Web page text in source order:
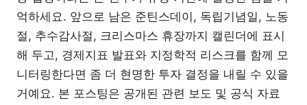
억하세요. 앞으로 남은 준틴스데이, 독립기념일, 노동
절, 추수감사절, 크리스마스 휴장까지 캘린더에 표시
해 두고, 경제지표 발표와 지정학적 리스크를 함께 모
니터링한다면 좀 더 현명한 투자 결정을 내릴 수 있을
거예요. 본 포스팅은 공개된 관련 보도 및 공식 자료